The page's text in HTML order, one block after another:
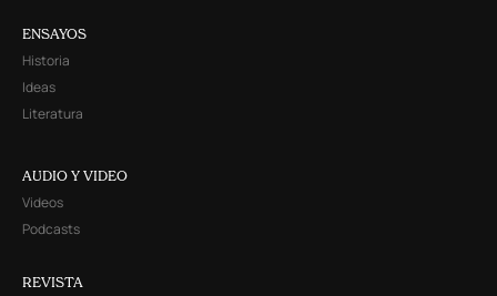
ENSAYOS
Historia
Ideas
Literatura
AUDIO Y VIDEO
Videos
Podcasts
REVISTA